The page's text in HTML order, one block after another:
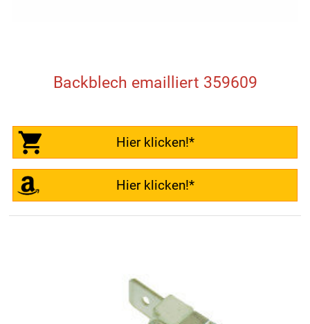
Backblech emailliert 359609
Hier klicken!*
Hier klicken!*